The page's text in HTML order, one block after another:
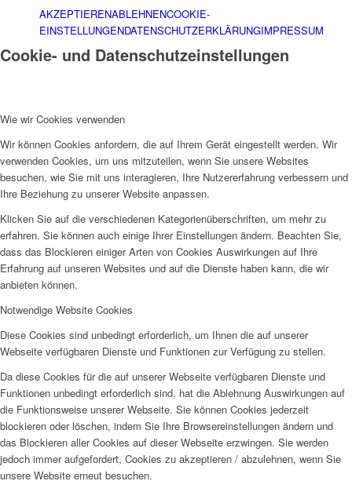
AKZEPTIERENABLEHNENCOOKIE-
EINSTELLUNGENDATENSCHUTZERKLÄRUNGIMPRESSUM
Cookie- und Datenschutzeinstellungen
Wie wir Cookies verwenden
Wir können Cookies anfordern, die auf Ihrem Gerät eingestellt werden. Wir
verwenden Cookies, um uns mitzuteilen, wenn Sie unsere Websites
besuchen, wie Sie mit uns interagieren, Ihre Nutzererfahrung verbessern und
Ihre Beziehung zu unserer Website anpassen.
Klicken Sie auf die verschiedenen Kategorienüberschriften, um mehr zu
erfahren. Sie können auch einige Ihrer Einstellungen ändern. Beachten Sie,
dass das Blockieren einiger Arten von Cookies Auswirkungen auf Ihre
Erfahrung auf unseren Websites und auf die Dienste haben kann, die wir
anbieten können.
Notwendige Website Cookies
Diese Cookies sind unbedingt erforderlich, um Ihnen die auf unserer
Webseite verfügbaren Dienste und Funktionen zur Verfügung zu stellen.
Da diese Cookies für die auf unserer Webseite verfügbaren Dienste und
Funktionen unbedingt erforderlich sind, hat die Ablehnung Auswirkungen auf
die Funktionsweise unserer Webseite. Sie können Cookies jederzeit
blockieren oder löschen, indem Sie Ihre Browsereinstellungen ändern und
das Blockieren aller Cookies auf dieser Webseite erzwingen. Sie werden
jedoch immer aufgefordert, Cookies zu akzeptieren / abzulehnen, wenn Sie
unsere Website erneut besuchen.